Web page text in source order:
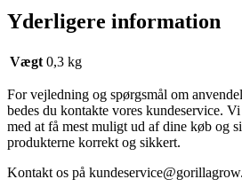
Yderligere information
Vægt 0,3 kg
For vejledning og spørgsmål om
bedes du kontakte vores kundeservice.
med at få mest muligt ud af dine køb og
produkterne korrekt og sikkert.
Kontakt os på